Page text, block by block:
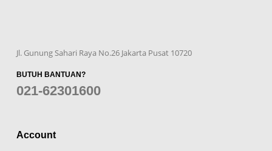
Jl. Gunung Sahari Raya No.26 Jakarta Pusat 10720
BUTUH BANTUAN?
021-62301600
Account